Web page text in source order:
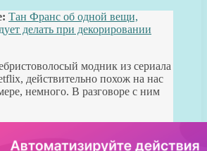
Тан Франс об одной вещи,
делать при декорировании
модник из сериала
действительно похож на нас
немного. В разговоре с ним